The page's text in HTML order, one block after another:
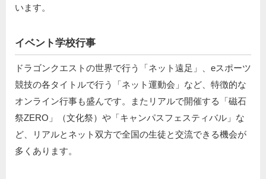
います。
イベント学校行事
ドラゴンクエストの世界で行う「ネット遠足」、eスポーツ
競技の各タイトルで行う「ネット運動会」など、特徴的な
オンライン行事も盛んです。またリアルで開催する「磁石
祭ZERO」（文化祭）や「キャンパスフェスティバル」な
ど、リアルとネット双方で全国の生徒と交流できる機会が
多くあります。